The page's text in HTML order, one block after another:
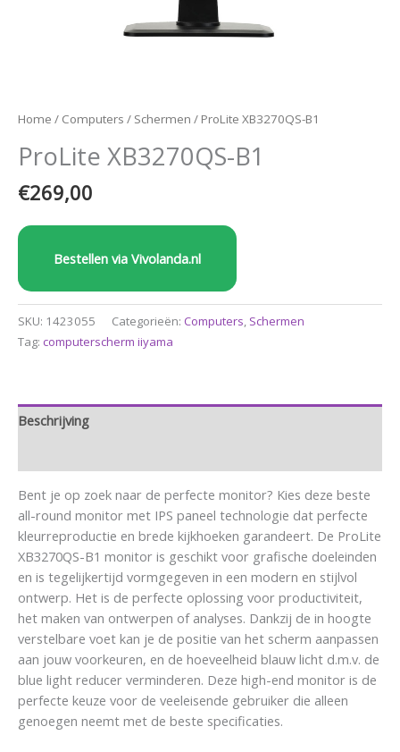
Home / Computers / Schermen / ProLite XB3270QS-B1
ProLite XB3270QS-B1
€269,00
Bestellen via Vivolanda.nl
SKU: 1423055 Categorieën: Computers, Schermen
Tag: computerscherm iiyama
Beschrijving
Bent je op zoek naar de perfecte monitor? Kies deze beste
all-round monitor met IPS paneel technologie dat perfecte
kleurreproductie en brede kijkhoeken garandeert. De ProLite
XB3270QS-B1 monitor is geschikt voor grafische doeleinden
en is tegelijkertijd vormgegeven in een modern en stijlvol
ontwerp. Het is de perfecte oplossing voor productiviteit,
het maken van ontwerpen of analyses. Dankzij de in hoogte
verstelbare voet kan je de positie van het scherm aanpassen
aan jouw voorkeuren, en de hoeveelheid blauw licht d.m.v. de
blue light reducer verminderen. Deze high-end monitor is de
perfecte keuze voor de veeleisende gebruiker die alleen
genoegen neemt met de beste specificaties.